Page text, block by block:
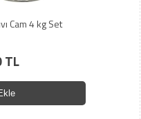
Cam 4 kg Set
TL